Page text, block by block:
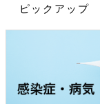
ピックアップ